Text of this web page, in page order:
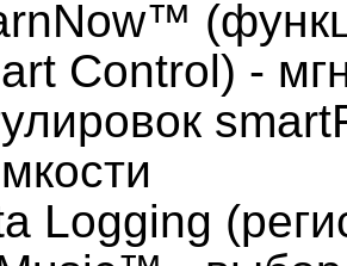
Control) -
Logging